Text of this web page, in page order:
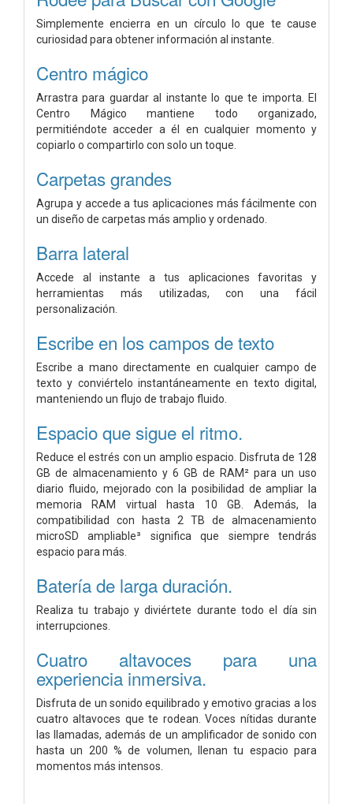
Simplemente encierra en un círculo lo que te cause
curiosidad para obtener información al instante.
Centro mágico
Arrastra para guardar al instante lo que te importa. El
Centro Mágico mantiene todo organizado,
permitiéndote acceder a él en cualquier momento y
copiarlo o compartirlo con solo un toque.
Carpetas grandes
Agrupa y accede a tus aplicaciones más fácilmente con
un diseño de carpetas más amplio y ordenado.
Barra lateral
Accede al instante a tus aplicaciones favoritas y
herramientas más utilizadas, con una fácil
personalización.
Escribe en los campos de texto
Escribe a mano directamente en cualquier campo de
texto y conviértelo instantáneamente en texto digital,
manteniendo un flujo de trabajo fluido.
Espacio que sigue el ritmo.
Reduce el estrés con un amplio espacio. Disfruta de 128
GB de almacenamiento y 6 GB de RAM² para un uso
diario fluido, mejorado con la posibilidad de ampliar la
memoria RAM virtual hasta 10 GB. Además, la
compatibilidad con hasta 2 TB de almacenamiento
microSD ampliable³ significa que siempre tendrás
espacio para más.
Batería de larga duración.
Realiza tu trabajo y diviértete durante todo el día sin
interrupciones.
Cuatro altavoces para una
experiencia inmersiva.
Disfruta de un sonido equilibrado y emotivo gracias a los
cuatro altavoces que te rodean. Voces nítidas durante
las llamadas, además de un amplificador de sonido con
hasta un 200 % de volumen, llenan tu espacio para
momentos más intensos.